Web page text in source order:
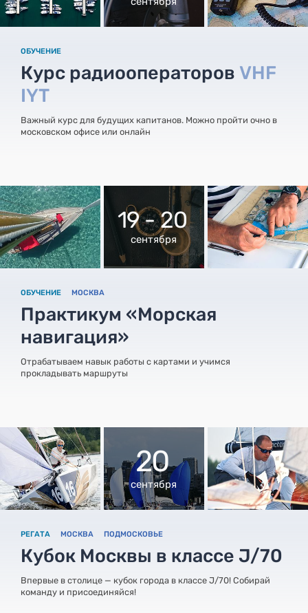
ОБУЧЕНИЕ
Курс радиооператоров VHF
IYT
Важный курс для будущих капитанов. Можно пройти очно в
московском офисе или онлайн
19 - 20
сентября
ОБУЧЕНИЕ МОСКВА
Практикум «Морская
навигация»
Отрабатываем навык работы с картами и учимся
прокладывать маршруты
20
сентября
РЕГАТА МОСКВА ПОДМОСКОВЬЕ
Кубок Москвы в классе J/70
Впервые в столице — кубок города в классе J/70! Собирай
команду и присоединяйся!